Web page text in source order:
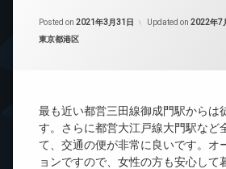
Posted on 2021年3月31日 Updated on 2022年7
カテゴリー:
東京都港区
最も近い都営三田線御成門駅からは
す。さらに都営大江戸線大門駅など
て、交通の便が非常に良いです。オ
ョンですので、女性の方も安心して